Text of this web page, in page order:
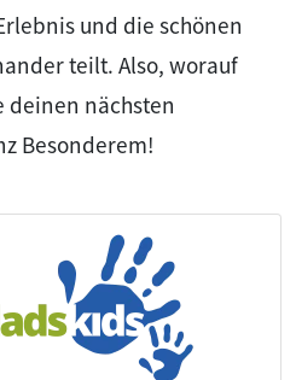
und die schönen
teilt. Also, worauf
deinen nächsten
Besonderem!